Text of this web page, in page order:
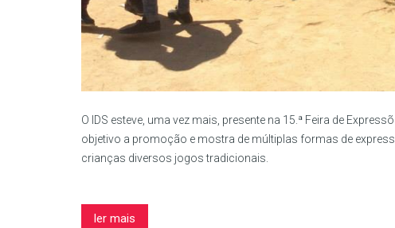
O IDS esteve, uma vez mais, presente na 15.ª Feira de
objetivo a promoção e mostra de múltiplas formas de
crianças diversos jogos tradicionais.
ler mais